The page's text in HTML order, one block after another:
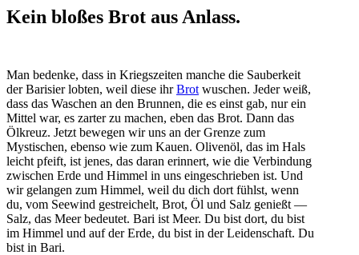
Kein bloßes Brot aus Anlass.
Man bedenke, dass in Kriegszeiten manche die Sauberkeit
der Barisier lobten, weil diese ihrBrot wuschen. Jeder weiß,
dass das Waschen an den Brunnen, die es einst gab, nur ein
Mittel war, es zarter zu machen, eben das Brot. Dann das
Ölkreuz. Jetzt bewegen wir uns an der Grenze zum
Mystischen, ebenso wie zum Kauen. Olivenöl, das im Hals
leicht pfeift, ist jenes, das daran erinnert, wie die Verbindung
zwischen Erde und Himmel in uns eingeschrieben ist. Und
wir gelangen zum Himmel, weil du dich dort fühlst, wenn
du, vom Seewind gestreichelt, Brot, Öl und Salz genießt —
Salz, das Meer bedeutet. Bari ist Meer. Du bist dort, du bist
im Himmel und auf der Erde, du bist in der Leidenschaft. Du
bist in Bari.